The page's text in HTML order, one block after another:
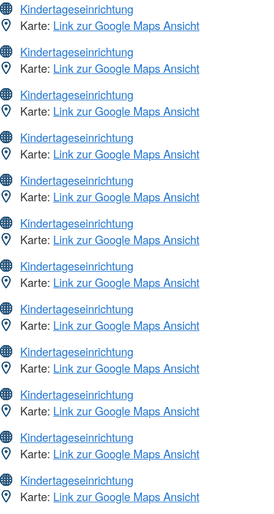
Kindertageseinrichtung
Karte: Link zur Google Maps Ansicht
Kindertageseinrichtung
Karte: Link zur Google Maps Ansicht
Kindertageseinrichtung
Karte: Link zur Google Maps Ansicht
Kindertageseinrichtung
Karte: Link zur Google Maps Ansicht
Kindertageseinrichtung
Karte: Link zur Google Maps Ansicht
Kindertageseinrichtung
Karte: Link zur Google Maps Ansicht
Kindertageseinrichtung
Karte: Link zur Google Maps Ansicht
Kindertageseinrichtung
Karte: Link zur Google Maps Ansicht
Kindertageseinrichtung
Karte: Link zur Google Maps Ansicht
Kindertageseinrichtung
Karte: Link zur Google Maps Ansicht
Kindertageseinrichtung
Karte: Link zur Google Maps Ansicht
Kindertageseinrichtung
Karte: Link zur Google Maps Ansicht